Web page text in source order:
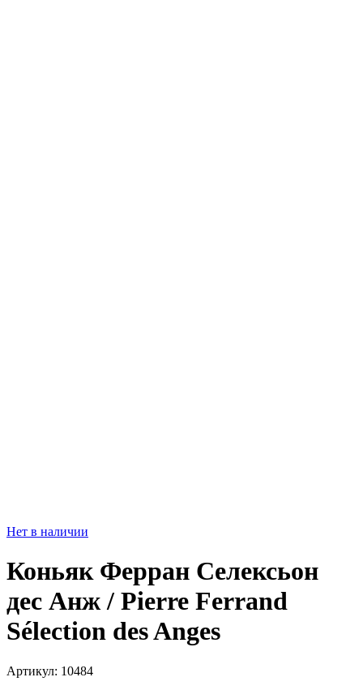
Нет в наличии
Коньяк Ферран Селексьон
дес Анж / Pierre Ferrand
Sélection des Anges
Артикул: 10484